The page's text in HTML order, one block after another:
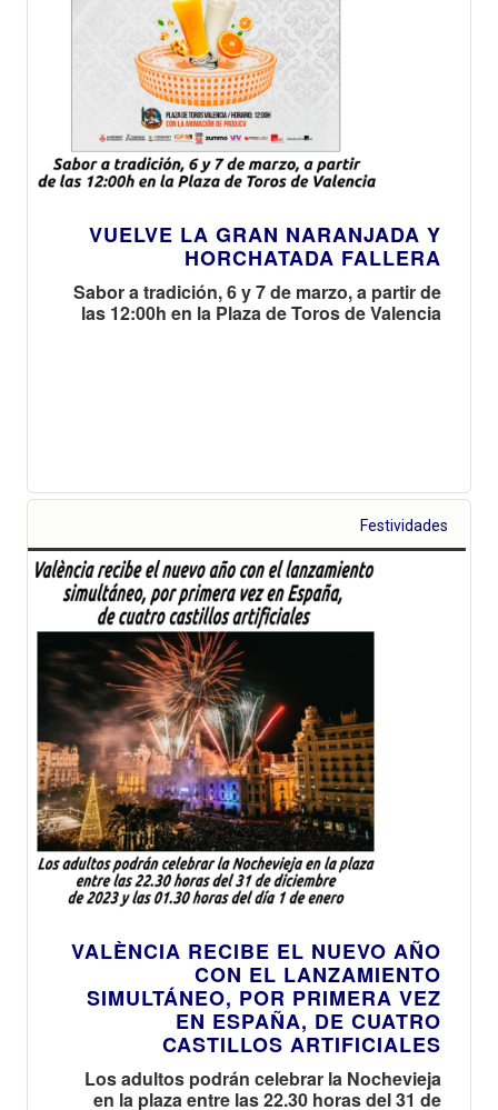
VUELVE LA GRAN NARANJADA Y
HORCHATADA FALLERA
Sabor a tradición, 6 y 7 de marzo, a partir de
las 12:00h en la Plaza de Toros de Valencia
Festividades
VALÈNCIA RECIBE EL NUEVO AÑO
CON EL LANZAMIENTO
SIMULTÁNEO, POR PRIMERA VEZ
EN ESPAÑA, DE CUATRO
CASTILLOS ARTIFICIALES
Los adultos podrán celebrar la Nochevieja
en la plaza entre las 22.30 horas del 31 de